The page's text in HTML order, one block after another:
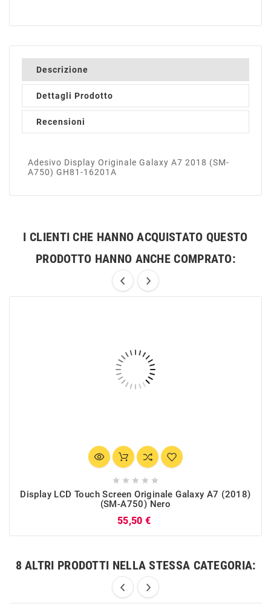
Descrizione
Dettagli Prodotto
Recensioni
Adesivo Display Originale Galaxy A7 2018 (SM-
A750) GH81-16201A
I CLIENTI CHE HANNO ACQUISTATO QUESTO
PRODOTTO HANNO ANCHE COMPRATO:
    
Display LCD Touch Screen Originale Galaxy A7 (2018)
(SM-A750) Nero
55,50 €
8 ALTRI PRODOTTI NELLA STESSA CATEGORIA: